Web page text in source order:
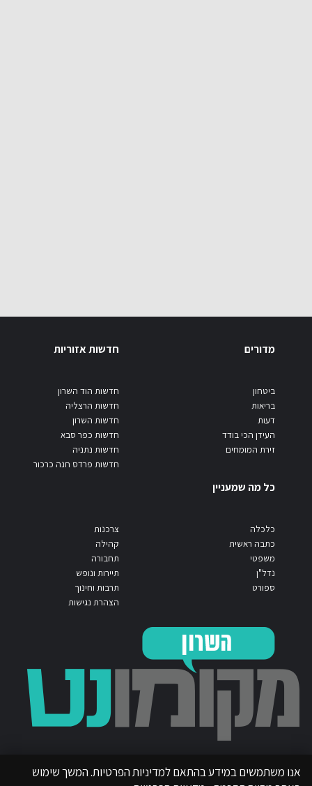
מדורים
ביטחון
בריאות
דעות
העידן הכי בודד
זירת המומחים
חדשות אזוריות
חדשות הוד השרון
חדשות הרצליה
חדשות השרון
חדשות כפר סבא
חדשות נתניה
חדשות פרדס חנה כרכור
כל מה שמעניין
כלכלה
כתבה ראשית
משפטי
נדל"ן
ספורט
צרכנות
קהילה
תחבורה
תיירות ונופש
תרבות וחינוך
הצהרת נגישות
אנו משתמשים במידע בהתאם למדיניות הפרטיות. המשך שימוש